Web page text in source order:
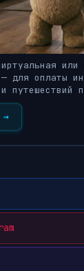
или
для оплаты
путешествий
→